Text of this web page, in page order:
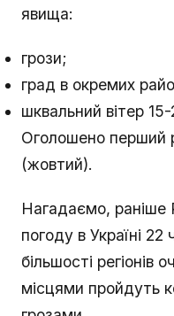
явища:
грози;
град в окремих
шквальний вітер
Оголошено перший
(жовтий).
Нагадаємо, раніше
погоду в Україні 22
більшості регіонів
місцями пройдуть